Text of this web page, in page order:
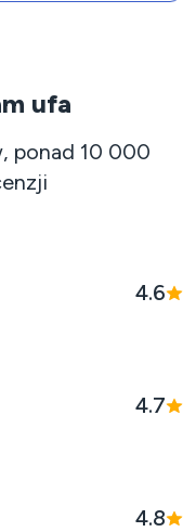
ufa
ponad 10 000
4.6
4.7
4.8